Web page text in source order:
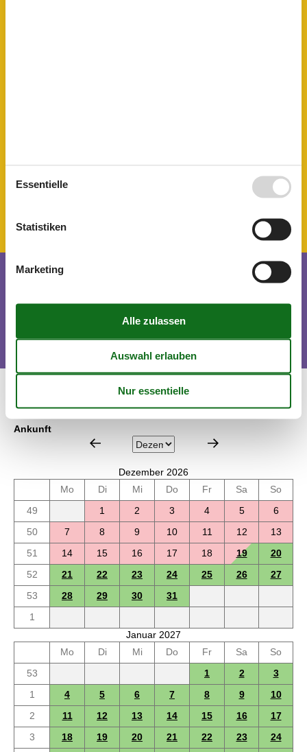
WLAN
Thema
Kurzurlaub
Sie haben das ganze Jahr die Möglichkeit einen Kurzurlaub zu
Ankunft
Dezember 2026
Mo
Di Mi Do Fr Sa
So
49
1 2 3 4 5
6
50
7 8 9 10 11 12
13
51
14 15 16 17 18 19
20
52
21 22 23 24 25 26
27
53
28 29 30
31
1
Januar 2027
Mo
Di Mi Do Fr Sa
So
53
1 2
3
1
4 5 6 7 8 9
10
2
11 12 13 14 15 16
17
3
18 19 20 21 22 23
24
Essentielle
Statistiken
Marketing